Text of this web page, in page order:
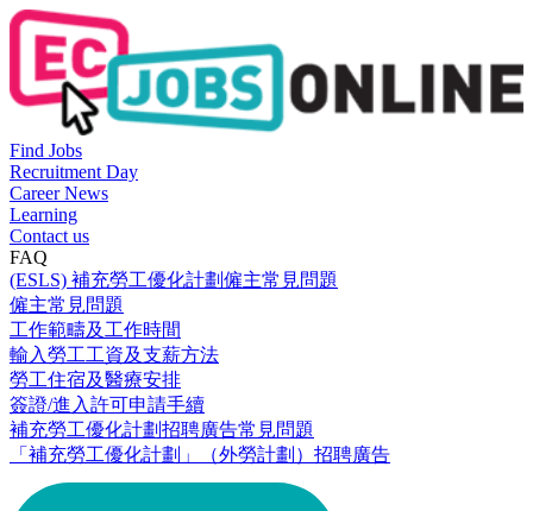
Find Jobs
Recruitment Day
Career News
Learning
Contact us
FAQ
(ESLS) 補充勞工優化計劃僱主常見問題
僱主常見問題
工作範疇及工作時間
輸入勞工工資及支薪方法
勞工住宿及醫療安排
簽證/進入許可申請手續
補充勞工優化計劃招聘廣告常見問題
「補充勞工優化計劃」（外勞計劃）招聘廣告